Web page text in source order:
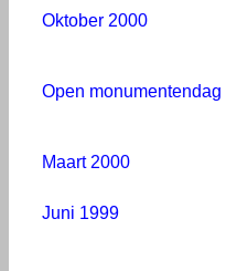
Oktober 2000
Open monumentendag
Maart 2000
Juni 1999